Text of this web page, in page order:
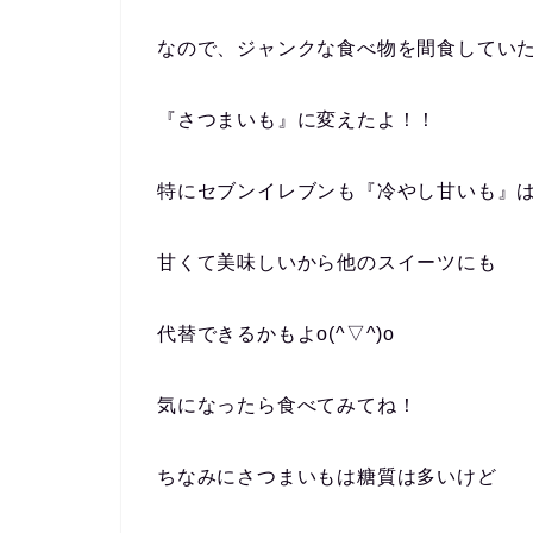
なので、ジャンクな食べ物を間食してい
『さつまいも』 に変えたよ！！
特にセブンイレブンも 『冷やし甘いも』 は
甘くて美味しいから他のスイーツにも
代替できるかもよo(^▽^)o
気になったら食べてみてね！
ちなみにさつまいもは糖質は多いけど